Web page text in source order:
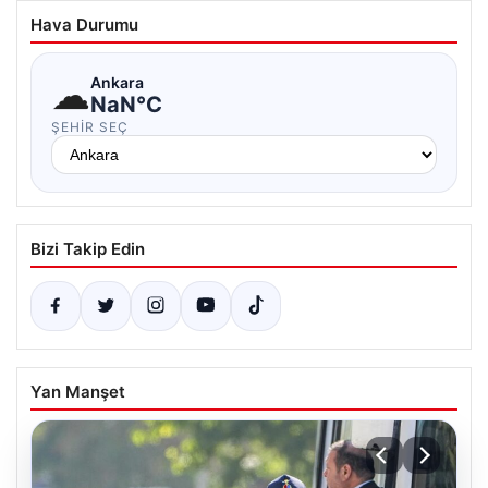
Hava Durumu
☁Ankara
NaN°C
ŞEHIR SEÇ
Bizi Takip Edin
Yan Manşet